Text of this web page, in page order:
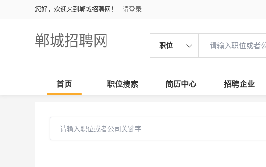
您好，欢迎来到郸城招聘网！ 请登录
郸城招聘网 职位
首页 职位搜索 简历中心 招聘企业